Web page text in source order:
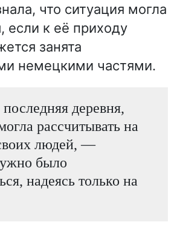
что ситуация могла
если к её приходу
занята
немецкими частями.
деревня,
рассчитывать на
людей, —
было
надеясь только на